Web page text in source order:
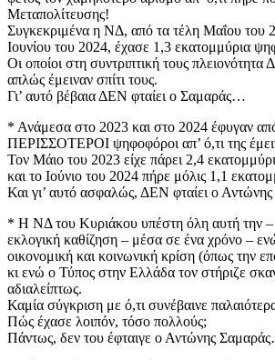
Μεταπολίτευσης!
Συγκεκριμένα η ΝΔ, από τα τέλη Μαΐου του
Ιουνίου του 2024, έχασε 1,3 εκατομμύρια
Οι οποίοι στη συντριπτική τους
απλώς έμειναν σπίτι τους.
Γι’ αυτό βέβαια ΔΕΝ φταίει ο Σαμαράς…
* Ανάμεσα στο 2023 και στο 2024 έφυγαν
ΠΕΡΙΣΣΟΤΕΡΟΙ ψηφοφόροι απ’ ό,τι της
Τον Μάιο του 2023 είχε πάρει 2,4
και το Ιούνιο του 2024 πήρε μόλις 1,1
Και γι’ αυτό ασφαλώς, ΔΕΝ φταίει ο
* Η ΝΔ του Κυριάκου υπέστη όλη αυτή την –
εκλογική καθίζηση – μέσα σε ένα χρόνο –
οικονομική και κοινωνική κρίση (όπως την
κι ενώ ο Τύπος στην Ελλάδα τον στήριζε
αδιαλείπτως.
Καμία σύγκριση με ό,τι συνέβαινε
Πώς έχασε λοιπόν, τόσο πολλούς;
Πάντως, δεν του έφταιγε ο Αντώνης